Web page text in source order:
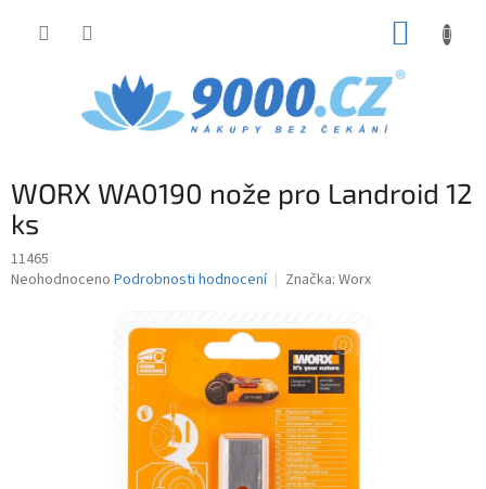
WORX WA0190 nože pro Landroid 12
ks
11465
Průměrné
Neohodnoceno Podrobnosti hodnocení Značka: Worx